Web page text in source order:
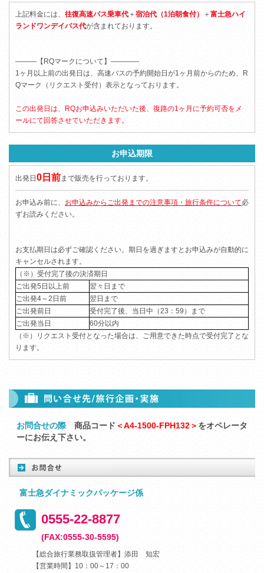
上記料金には、 往復高速バス乗車代 ＋ 宿泊代（1泊朝食付） ＋ 富士急ハイ
ランドワンデイパス代が含まれております。
―――【RQマークについて】――――
1ヶ月以上前の出発日は、高速バスの予約開始日が1ヶ月前からのため、R
Qマーク（リクエスト受付）表示となっております。
この出発日は、RQお申込みいただいた後、復路の1ヶ月に予約可否をメ
ールにて回答させていただきます。
お申込期限
出発日 0日前まで販売を行っております。
お申込み前に、 お申込みからご出発までの注意事項・旅行条件について必
ずお読みください。
お支払期日は必ずご確認ください。期日を過ぎますとお申込みが自動的に
キャンセルされます。
（※）受付完了後の決済期日
ご出発5日以上前
翌々日まで
ご出発4～2日前
翌日まで
ご出発前日
受付完了後、当日中（23：59）まで
ご出発当日
60分以内
（※）リクエスト受付となった場合は、ご用意できた時点で受付完了とな
ります。
お問合せの際商品コード ＜A4-1500-FPH132＞ をオペレータ
ーにお伝え下さい。
富士急ダイナミックパッケージ係
0555-22-8877
(FAX:0555-30-5595)
【総合旅行業務取扱管理者】添田 知宏
【営業時間】10：00～17：00